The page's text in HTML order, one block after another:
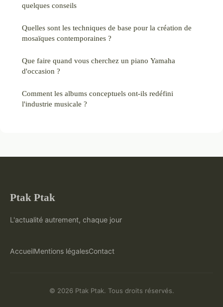
quelques conseils
Quelles sont les techniques de base pour la création de
mosaïques contemporaines ?
Que faire quand vous cherchez un piano Yamaha
d'occasion ?
Comment les albums conceptuels ont-ils redéfini
l'industrie musicale ?
Ptak Ptak
L'actualité autrement, chaque jour
AccueilMentions légalesContact
© 2026 Ptak Ptak. Tous droits réservés.